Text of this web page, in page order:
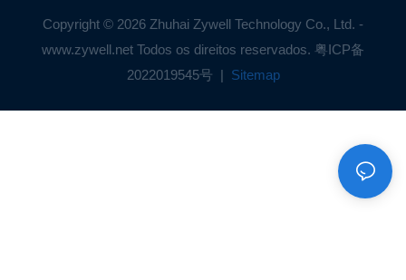
Copyright © 2026 Zhuhai Zywell Technology Co., Ltd. -
www.zywell.net Todos os direitos reservados. 粤ICP备
2022019545号 | Sitemap